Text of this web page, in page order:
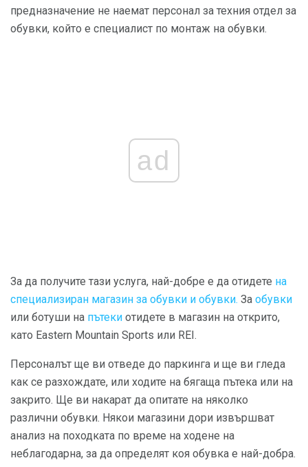
предназначение не наемат персонал за техния отдел за
обувки, който е специалист по монтаж на обувки.
ad
За да получите тази услуга, най-добре е да отидете на
специализиран магазин за обувки и обувки. За обувки
или ботуши на пътеки отидете в магазин на открито,
като Eastern Mountain Sports или REI.
Персоналът ще ви отведе до паркинга и ще ви гледа
как се разхождате, или ходите на бягаща пътека или на
закрито. Ще ви накарат да опитате на няколко
различни обувки. Някои магазини дори извършват
анализ на походката по време на ходене на
неблагодарна, за да определят коя обувка е най-добра.